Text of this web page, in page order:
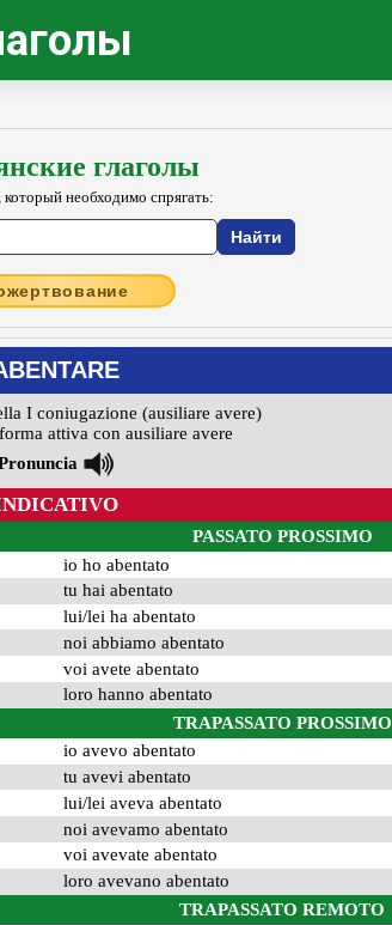
глаголы
который необходимо спрягать:
I coniugazione (ausiliare avere)
attiva con ausiliare avere
PASSATO PROSSIMO
io ho abentato
tu hai abentato
lui/lei ha abentato
noi abbiamo abentato
voi avete abentato
loro hanno abentato
TRAPASSATO PROSSIMO
io avevo abentato
tu avevi abentato
lui/lei aveva abentato
noi avevamo abentato
voi avevate abentato
loro avevano abentato
TRAPASSATO REMOTO